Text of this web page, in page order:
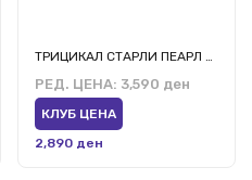
РЕД. ЦЕНА: 3,590 ден
КЛУБ ЦЕНА
2,890 ден